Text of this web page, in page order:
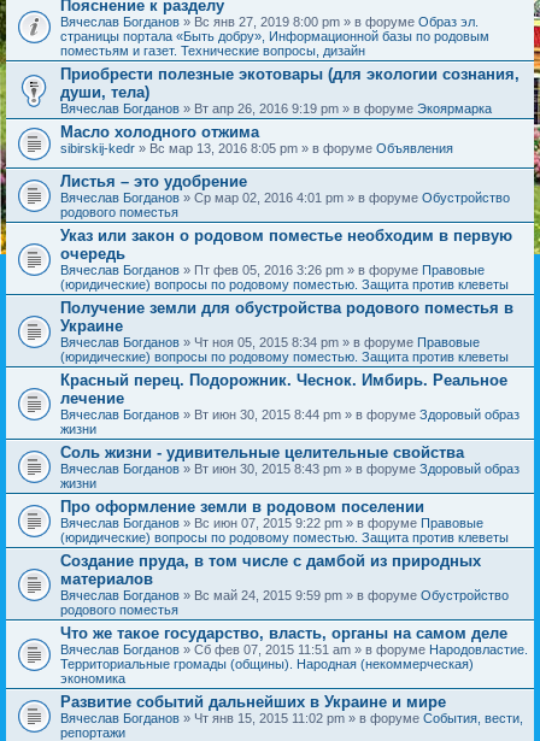
Пояснение к разделу
Вячеслав Богданов » Вс янв 27, 2019 8:00 pm » в форуме Образ эл.
страницы портала «Быть добру», Информационной базы по родовым
поместьям и газет. Технические вопросы, дизайн
Приобрести полезные экотовары (для экологии сознания,
души, тела)
Вячеслав Богданов » Вт апр 26, 2016 9:19 pm » в форуме Экоярмарка
Масло холодного отжима
sibirskij-kedr » Вс мар 13, 2016 8:05 pm » в форуме Объявления
Листья – это удобрение
Вячеслав Богданов » Ср мар 02, 2016 4:01 pm » в форуме Обустройство
родового поместья
Указ или закон о родовом поместье необходим в первую
очередь
Вячеслав Богданов » Пт фев 05, 2016 3:26 pm » в форуме Правовые
(юридические) вопросы по родовому поместью. Защита против клеветы
Получение земли для обустройства родового поместья в
Украине
Вячеслав Богданов » Чт ноя 05, 2015 8:34 pm » в форуме Правовые
(юридические) вопросы по родовому поместью. Защита против клеветы
Красный перец. Подорожник. Чеснок. Имбирь. Реальное
лечение
Вячеслав Богданов » Вт июн 30, 2015 8:44 pm » в форуме Здоровый образ
жизни
Соль жизни - удивительные целительные свойства
Вячеслав Богданов » Вт июн 30, 2015 8:43 pm » в форуме Здоровый образ
жизни
Про оформление земли в родовом поселении
Вячеслав Богданов » Вс июн 07, 2015 9:22 pm » в форуме Правовые
(юридические) вопросы по родовому поместью. Защита против клеветы
Создание пруда, в том числе с дамбой из природных
материалов
Вячеслав Богданов » Вс май 24, 2015 9:59 pm » в форуме Обустройство
родового поместья
Что же такое государство, власть, органы на самом деле
Вячеслав Богданов » Сб фев 07, 2015 11:51 am » в форуме Народовластие.
Территориальные громады (общины). Народная (некоммерческая)
экономика
Развитие событий дальнейших в Украине и мире
Вячеслав Богданов » Чт янв 15, 2015 11:02 pm » в форуме События, вести,
репортажи